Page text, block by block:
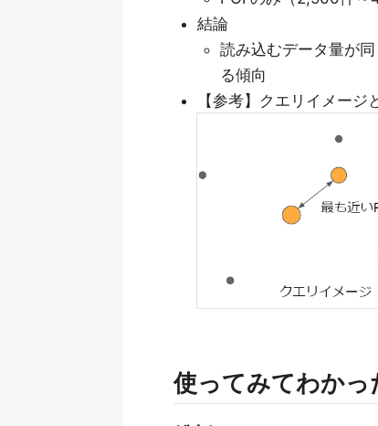
結論
読み込むデータ量が
る傾向
【参考】クエリイメージ
使ってみてわかっ